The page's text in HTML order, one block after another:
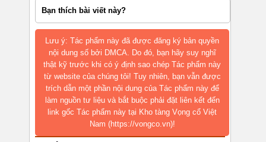
Bạn thích bài viết này?
Lưu ý: Tác phẩm này đã được đăng ký bản quyền
nội dung số bởi DMCA. Do đó, bạn hãy suy nghĩ
thật kỹ trước khi có ý định sao chép Tác phẩm này
từ website của chúng tôi! Tuy nhiên, bạn vẫn được
trích dẫn một phần nội dung của Tác phẩm này để
làm nguồn tư liệu và bắt buộc phải đặt liên kết đến
link gốc Tác phẩm này tại Kho tàng Vọng cổ Việt
Nam (https://vongco.vn)!